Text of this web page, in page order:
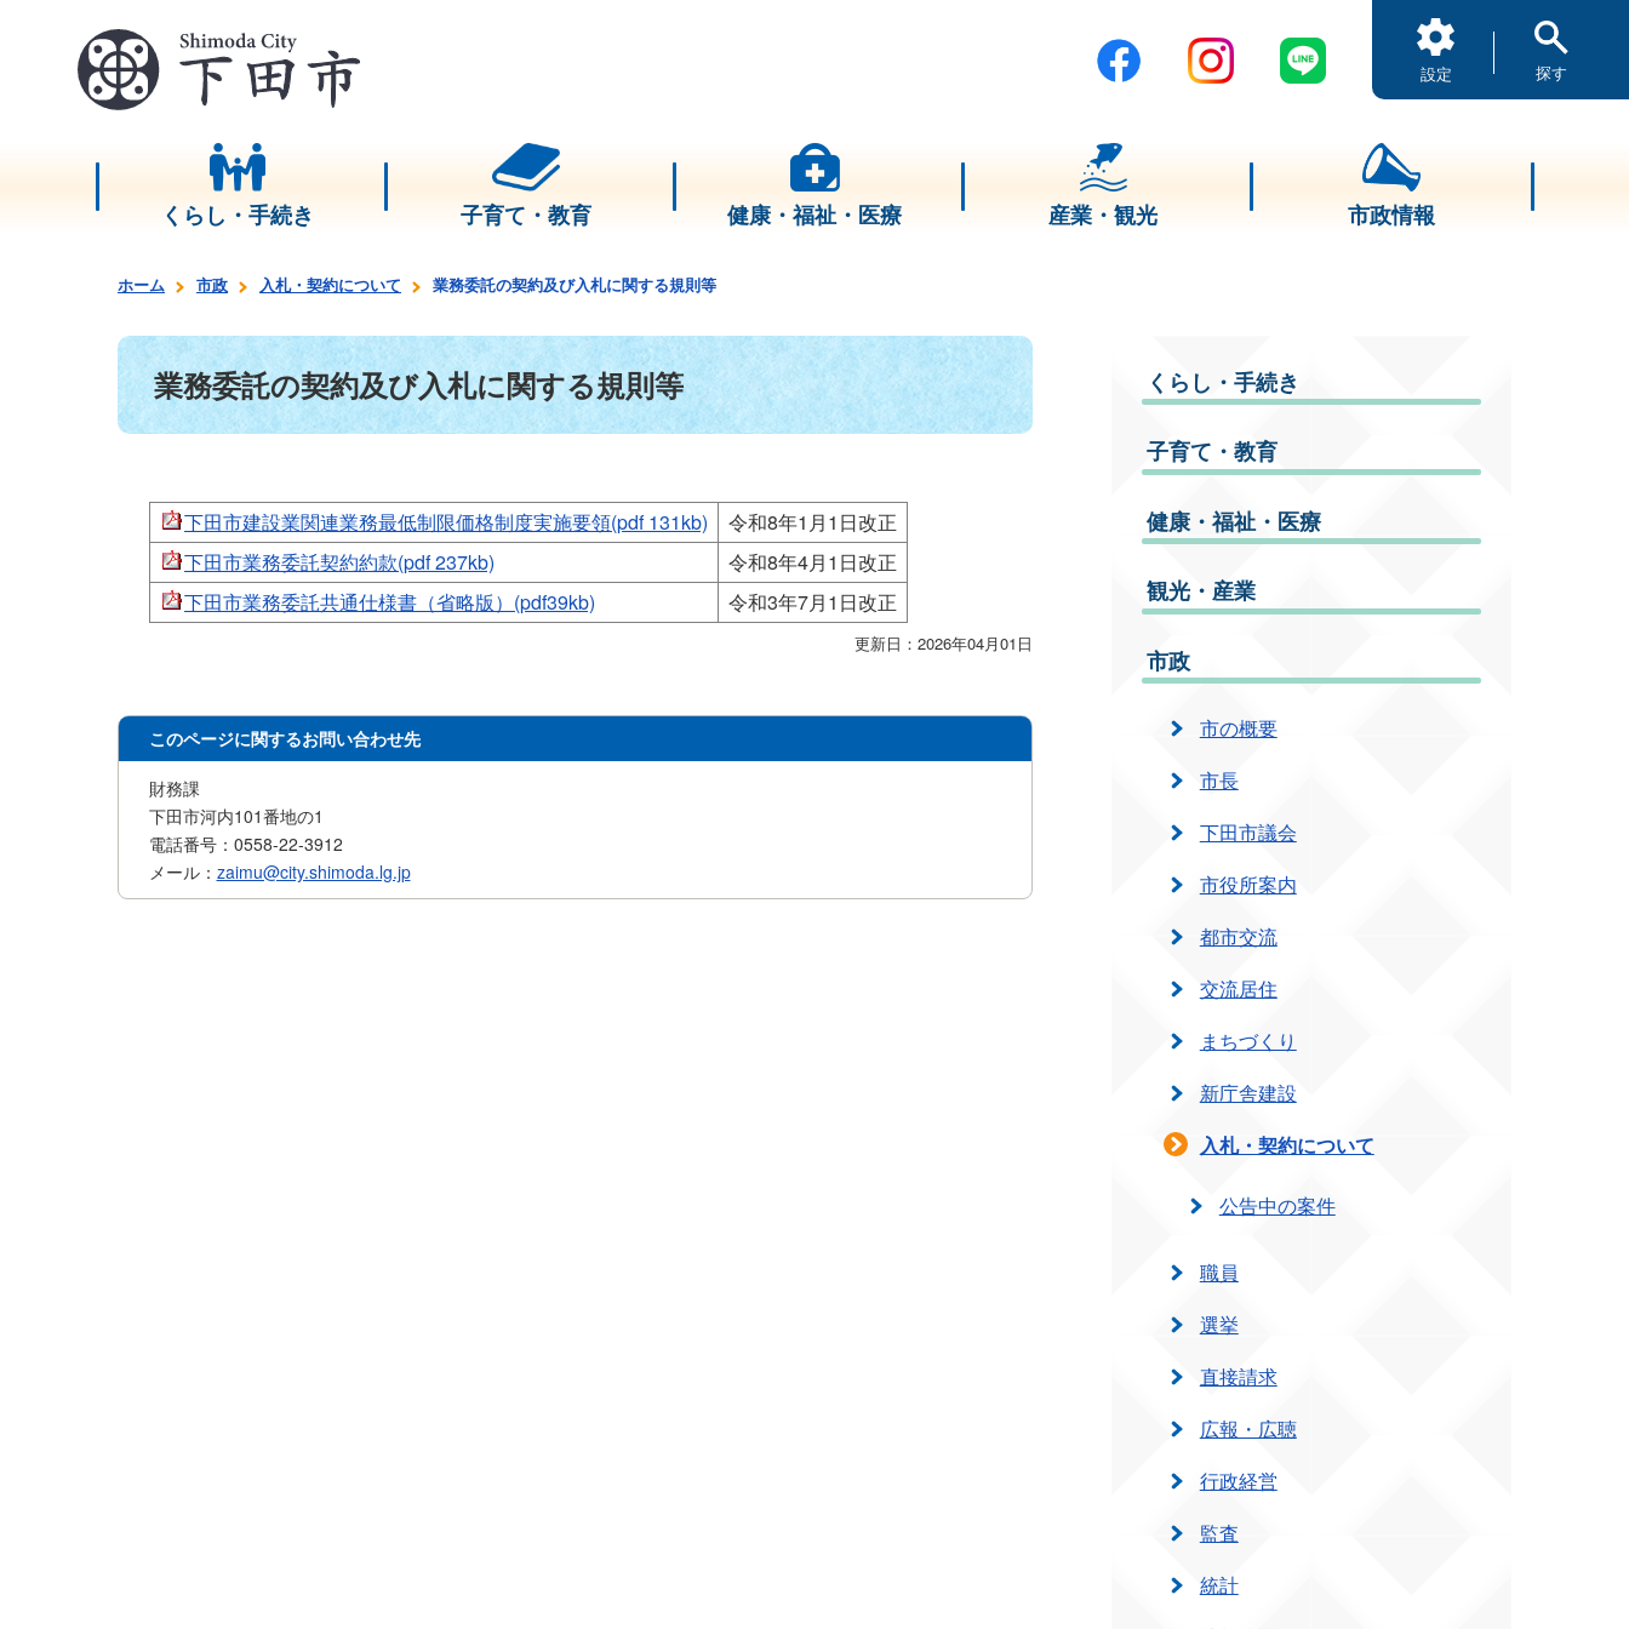
設定 探す
くらし・手続き 子育て・教育 健康・福祉・医療 産業・観光 市政情報
ホーム 市政 入札・契約について 業務委託の契約及び入札に関する規則等
業務委託の契約及び入札に関する規則等
下田市建設業関連業務最低制限価格制度実施要領(pdf 131kb)
令和8年1月1日改正
下田市業務委託契約約款(pdf 237kb)
令和8年4月1日改正
下田市業務委託共通仕様書（省略版）(pdf39kb)
令和3年7月1日改正
更新日：2026年04月01日
このページに関するお問い合わせ先
財務課
下田市河内101番地の1
電話番号：0558-22-3912
メール： zaimu@city.shimoda.lg.jp
くらし・手続き
子育て・教育
健康・福祉・医療
観光・産業
市政
市の概要
市長
下田市議会
市役所案内
都市交流
交流居住
まちづくり
新庁舎建設
入札・契約について
公告中の案件
職員
選挙
直接請求
広報・広聴
行政経営
監査
統計